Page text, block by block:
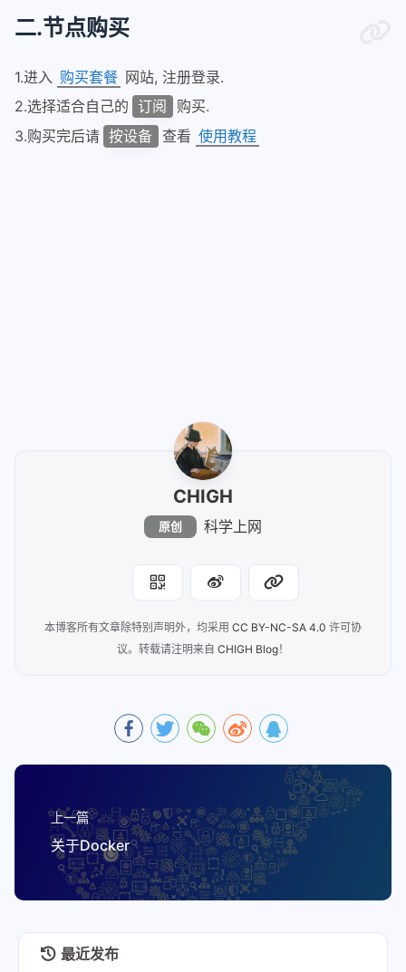
二.节点购买
1.进入 购买套餐 网站, 注册登录.
2.选择适合自己的 订阅
购买.
3.购买完后请 按设备 查看 使用教程
CHIGH
原创 科学上网
本博客所有文章除特别声明外，均采用 CC BY-NC-SA 4.0 许可协
议。转载请注明来自 CHIGH Blog！
上一篇
关于Docker
最近发布